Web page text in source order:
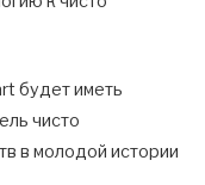
будет иметь
чисто
в молодой истории